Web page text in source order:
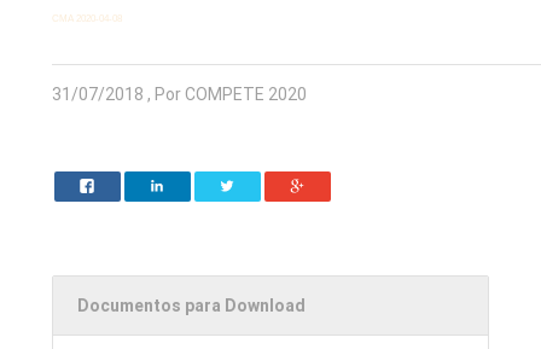
CMA 2020-04-08
31/07/2018 , Por COMPETE 2020
Documentos para Download